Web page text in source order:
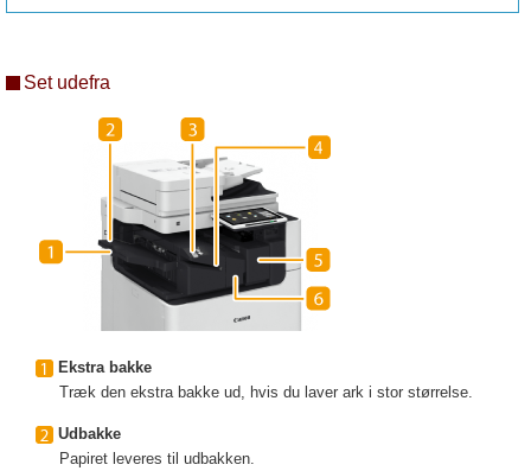
Set udefra
Ekstra bakke
Træk den ekstra bakke ud, hvis du laver ark i stor størrelse.
Udbakke
Papiret leveres til udbakken.